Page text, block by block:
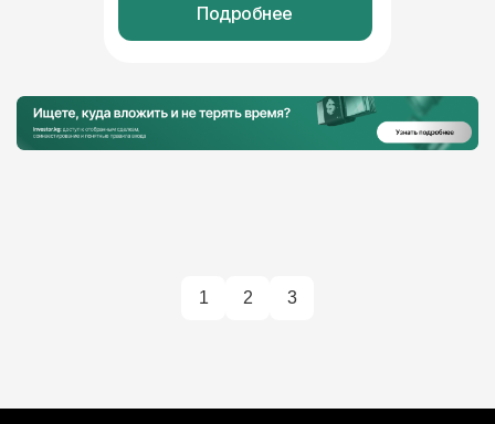
Подробнее
1 2 3